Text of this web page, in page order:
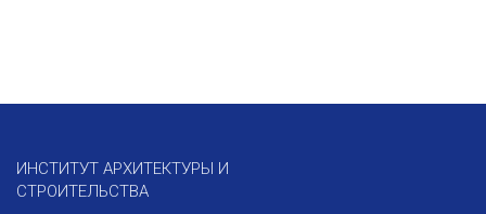
ИНСТИТУТ АРХИТЕКТУРЫ И
СТРОИТЕЛЬСТВА